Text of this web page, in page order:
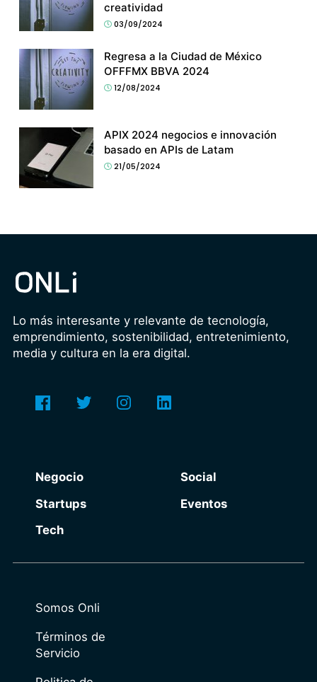
creatividad
03/09/2024
Regresa a la Ciudad de México
OFFFMX BBVA 2024
12/08/2024
APIX 2024 negocios e innovación
basado en APIs de Latam
21/05/2024
Lo más interesante y relevante de tecnología,
emprendimiento, sostenibilidad, entretenimiento,
media y cultura en la era digital.
Negocio
Startups
Tech
Social
Eventos
Somos Onli
Términos de
Servicio